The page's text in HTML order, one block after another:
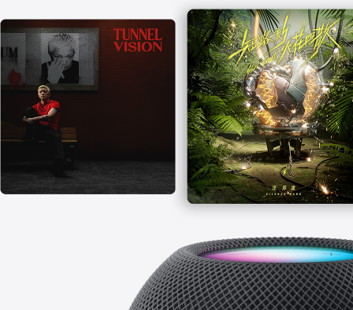
口
中
打
开)